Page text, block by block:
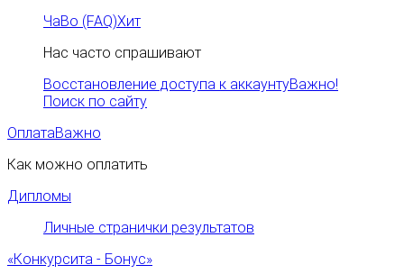
ЧаВо (FAQ)Хит
Нас часто спрашивают
Восстановление доступа к аккаунтуВажно!
Поиск по сайту
ОплатаВажно
Как можно оплатить
Дипломы
Личные странички результатов
«Конкурсита - Бонус»